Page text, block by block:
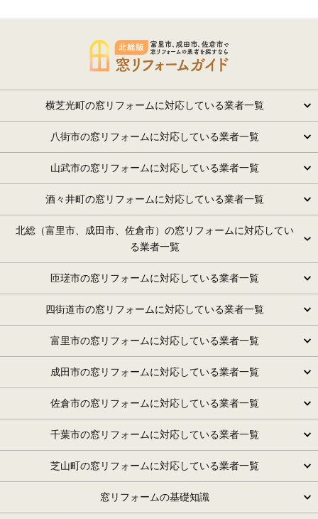
横芝光町の窓リフォームに対応している業者一覧
八街市の窓リフォームに対応している業者一覧
山武市の窓リフォームに対応している業者一覧
酒々井町の窓リフォームに対応している業者一覧
北総（富里市、成田市、佐倉市）の窓リフォームに対応してい
る業者一覧
匝瑳市の窓リフォームに対応している業者一覧
四街道市の窓リフォームに対応している業者一覧
富里市の窓リフォームに対応している業者一覧
成田市の窓リフォームに対応している業者一覧
佐倉市の窓リフォームに対応している業者一覧
千葉市の窓リフォームに対応している業者一覧
芝山町の窓リフォームに対応している業者一覧
窓リフォームの基礎知識